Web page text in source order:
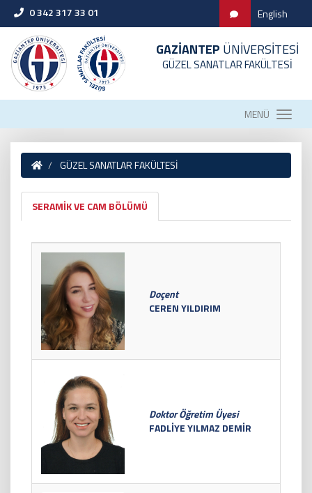
0 342 317 33 01 English
GAZİANTEP ÜNİVERSİTESİ
GÜZEL SANATLAR FAKÜLTESİ
MENÜ
GÜZEL SANATLAR FAKÜLTESİ
SERAMİK VE CAM BÖLÜMÜ
Doçent
CEREN YILDIRIM
Doktor Öğretim Üyesi
FADLİYE YILMAZ DEMİR